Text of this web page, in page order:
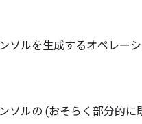
ソルを生成するオペレー
ソルの (おそらく部分的に